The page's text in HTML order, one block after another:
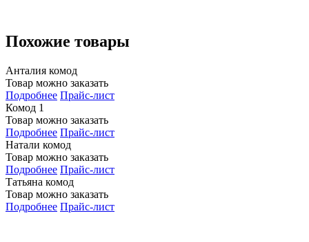
Похожие товары
Анталия комод
Товар можно заказать
Подробнее Прайс-лист
Комод 1
Товар можно заказать
Подробнее Прайс-лист
Натали комод
Товар можно заказать
Подробнее Прайс-лист
Татьяна комод
Товар можно заказать
Подробнее Прайс-лист